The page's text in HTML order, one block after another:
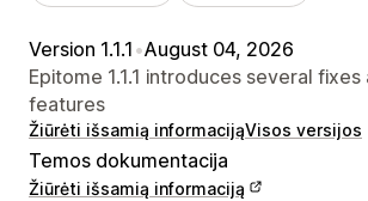
Version 1.1.1 •August 04, 2026
Epitome 1.1.1 introduces several fixes
features
Žiūrėti išsamią informacijąVisos versijos
Temos dokumentacija
Žiūrėti išsamią informaciją